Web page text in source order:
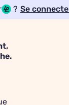
? Se